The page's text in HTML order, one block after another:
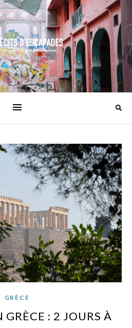
GRÈCE
GRÈCE : 2 JOURS À